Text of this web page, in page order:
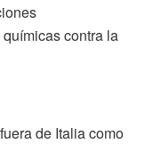
contra la
de Italia como